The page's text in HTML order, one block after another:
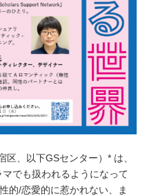
、以下GSセンター）* は、
でも扱われるようになって
的/恋愛的に惹かれない、ま